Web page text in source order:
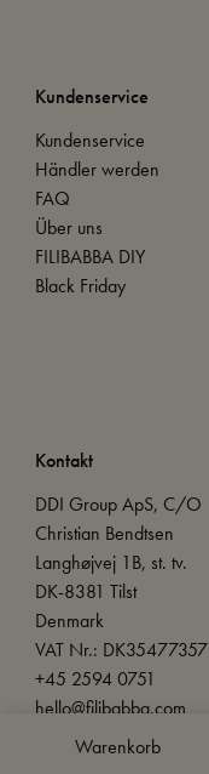
Warenkorb
Kundenservice
Kundenservice
Händler werden
FAQ
Über uns
FILIBABBA DIY
Black Friday
Kontakt
DDI Group ApS, C/O
Christian Bendtsen
Langhøjvej 1B, st. tv.
DK-8381 Tilst
Denmark
VAT Nr.: DK35477357
+45 2594 0751
hello@filibabba.com